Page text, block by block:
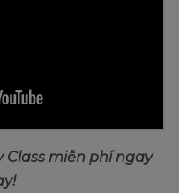
miễn phí ngay